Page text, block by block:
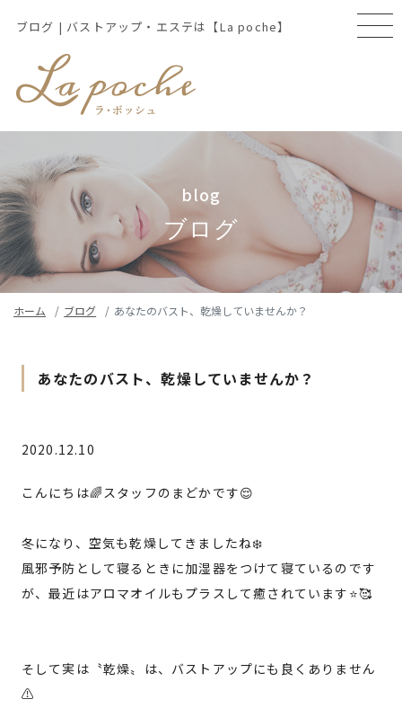
ブログ | バストアップ・エステは【La poche】
blog
ブログ
ホーム ブログ あなたのバスト、乾燥していませんか？
あなたのバスト、乾燥していませんか？
2020.12.10
こんにちは🌈スタッフのまどかです😌
冬になり、空気も乾燥してきましたね❄️
風邪予防として寝るときに加湿器をつけて寝ているのです
が、最近はアロマオイルもプラスして癒されています⭐️🥰
そして実は〝乾燥〟は、バストアップにも良くありません
⚠️